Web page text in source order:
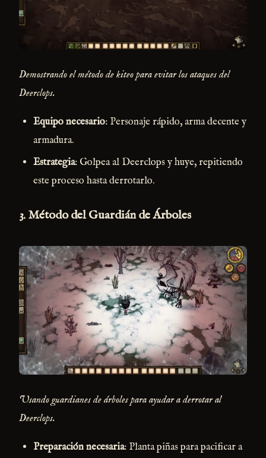
Demostrando el método de kiteo para evitar los ataques del
Deerclops.
Equipo necesario: Personaje rápido, arma decente y
armadura.
Estrategia: Golpea al Deerclops y huye, repitiendo
este proceso hasta derrotarlo.
3. Método del Guardián de Árboles
Usando guardianes de árboles para ayudar a derrotar al
Deerclops.
Preparación necesaria: Planta piñas para pacificar a